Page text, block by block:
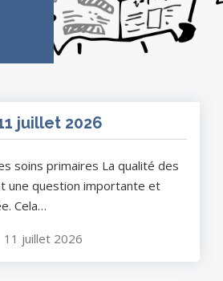
juillet 2026
soins primaires La qualité des
une question importante et
Cela…
11 juillet 2026